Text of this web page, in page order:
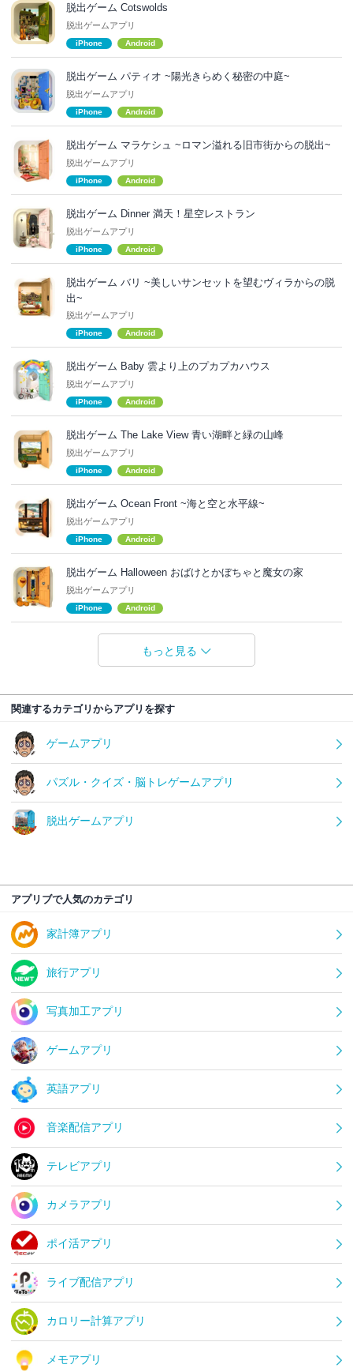
脱出ゲーム Cotswolds
脱出ゲームアプリ
iPhone Android
脱出ゲーム パティオ ~陽光きらめく秘密の中庭~
脱出ゲームアプリ
iPhone Android
脱出ゲーム マラケシュ ~ロマン溢れる旧市街からの脱出~
脱出ゲームアプリ
iPhone Android
脱出ゲーム Dinner 満天！星空レストラン
脱出ゲームアプリ
iPhone Android
脱出ゲーム バリ ~美しいサンセットを望むヴィラからの脱
出~
脱出ゲームアプリ
iPhone Android
脱出ゲーム Baby 雲より上のプカプカハウス
脱出ゲームアプリ
iPhone Android
脱出ゲーム The Lake View 青い湖畔と緑の山峰
脱出ゲームアプリ
iPhone Android
脱出ゲーム Ocean Front ~海と空と水平線~
脱出ゲームアプリ
iPhone Android
脱出ゲーム Halloween おばけとかぼちゃと魔女の家
脱出ゲームアプリ
iPhone Android
もっと見る
関連するカテゴリからアプリを探す
ゲームアプリ
パズル・クイズ・脳トレゲームアプリ
脱出ゲームアプリ
アプリブで人気のカテゴリ
家計簿アプリ
旅行アプリ
写真加工アプリ
ゲームアプリ
英語アプリ
音楽配信アプリ
テレビアプリ
カメラアプリ
ポイ活アプリ
ライブ配信アプリ
カロリー計算アプリ
メモアプリ